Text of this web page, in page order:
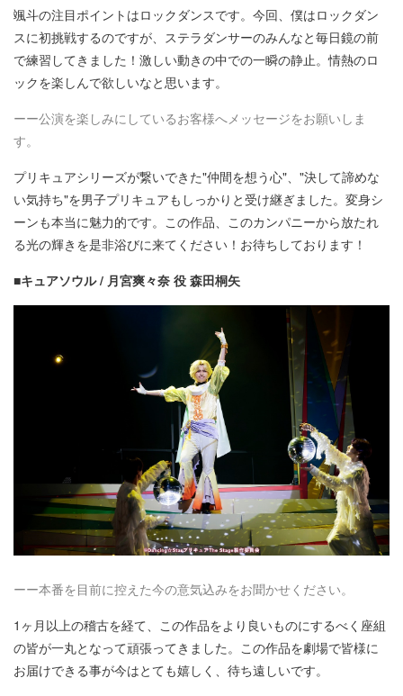
颯斗の注目ポイントはロックダンスです。今回、僕はロックダン
スに初挑戦するのですが、ステラダンサーのみんなと毎日鏡の前
で練習してきました！激しい動きの中での一瞬の静止。情熱のロ
ックを楽しんで欲しいなと思います。
ーー公演を楽しみにしているお客様へメッセージをお願いしま
す。
プリキュアシリーズが繋いできた"仲間を想う心"、"決して諦めな
い気持ち"を男子プリキュアもしっかりと受け継ぎました。変身シ
ーンも本当に魅力的です。この作品、このカンパニーから放たれ
る光の輝きを是非浴びに来てください！お待ちしております！
■キュアソウル / 月宮爽々奈 役 森田桐矢
ーー本番を目前に控えた今の意気込みをお聞かせください。
1ヶ月以上の稽古を経て、この作品をより良いものにするべく座組
の皆が一丸となって頑張ってきました。この作品を劇場で皆様に
お届けできる事が今はとても嬉しく、待ち遠しいです。